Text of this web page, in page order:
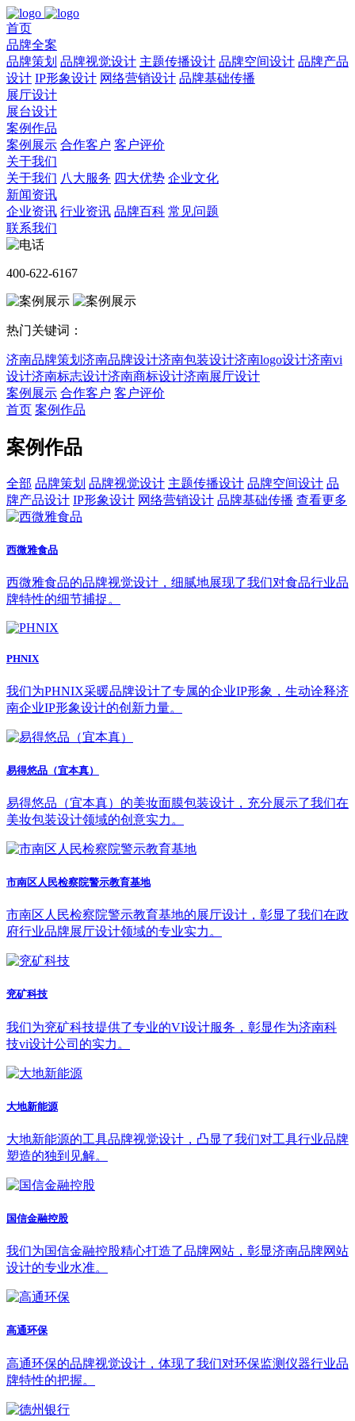
首页
品牌全案
品牌策划 品牌视觉设计 主题传播设计 品牌空间设计 品牌产品
设计 IP形象设计 网络营销设计 品牌基础传播
展厅设计
展台设计
案例作品
案例展示 合作客户 客户评价
关于我们
关于我们 八大服务 四大优势 企业文化
新闻资讯
企业资讯 行业资讯 品牌百科 常见问题
联系我们
400-622-6167
热门关键词：
济南品牌策划 济南品牌设计济南包装设计济南logo设计济南vi
设计济南标志设计济南商标设计济南展厅设计
案例展示 合作客户 客户评价
首页 案例作品
案例作品
全部 品牌策划 品牌视觉设计 主题传播设计 品牌空间设计 品
牌产品设计 IP形象设计 网络营销设计 品牌基础传播 查看更多
西微雅食品
西微雅食品的品牌视觉设计，细腻地展现了我们对食品行业品
牌特性的细节捕捉。
PHNIX
我们为PHNIX采暖品牌设计了专属的企业IP形象，生动诠释济
南企业IP形象设计的创新力量。
易得悠品（宜本真）
易得悠品（宜本真）的美妆面膜包装设计，充分展示了我们在
美妆包装设计领域的创意实力。
市南区人民检察院警示教育基地
市南区人民检察院警示教育基地的展厅设计，彰显了我们在政
府行业品牌展厅设计领域的专业实力。
兖矿科技
我们为兖矿科技提供了专业的VI设计服务，彰显作为济南科
技vi设计公司的实力。
大地新能源
大地新能源的工具品牌视觉设计，凸显了我们对工具行业品牌
塑造的独到见解。
国信金融控股
我们为国信金融控股精心打造了品牌网站，彰显济南品牌网站
设计的专业水准。
高通环保
高通环保的品牌视觉设计，体现了我们对环保监测仪器行业品
牌特性的把握。